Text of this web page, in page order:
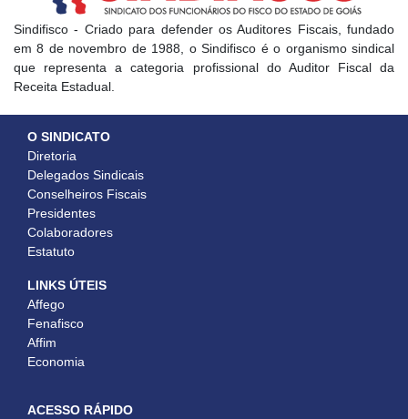
Sindifisco - Criado para defender os Auditores Fiscais, fundado
em 8 de novembro de 1988, o Sindifisco é o organismo sindical
que representa a categoria profissional do Auditor Fiscal da
Receita Estadual.
O SINDICATO
Diretoria
Delegados Sindicais
Conselheiros Fiscais
Presidentes
Colaboradores
Estatuto
LINKS ÚTEIS
Affego
Fenafisco
Affim
Economia
ACESSO RÁPIDO